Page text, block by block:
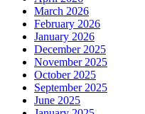
March 2026
February 2026
January 2026
December 2025
November 2025
October 2025
September 2025
June 2025